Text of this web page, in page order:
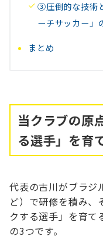
③圧倒的な技術
ーチサッカー」
まとめ
当クラブの原
る選手」を育
代表の古川がブラジ
ど）で研修を積み、
クする選手」を育て
の3つです。